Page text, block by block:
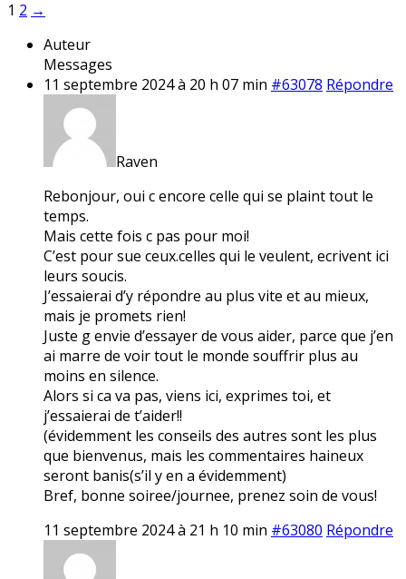
1 2 →
Auteur
Messages
11 septembre 2024 à 20 h 07 min #63078 Répondre
Raven
Rebonjour, oui c encore celle qui se plaint tout le
temps.
Mais cette fois c pas pour moi!
C’est pour sue ceux.celles qui le veulent, ecrivent ici
leurs soucis.
J’essaierai d’y répondre au plus vite et au mieux,
mais je promets rien!
Juste g envie d’essayer de vous aider, parce que j’en
ai marre de voir tout le monde souffrir plus au
moins en silence.
Alors si ca va pas, viens ici, exprimes toi, et
j’essaierai de t’aider!!
(évidemment les conseils des autres sont les plus
que bienvenus, mais les commentaires haineux
seront banis(s’il y en a évidemment)
Bref, bonne soiree/journee, prenez soin de vous!
11 septembre 2024 à 21 h 10 min #63080 Répondre